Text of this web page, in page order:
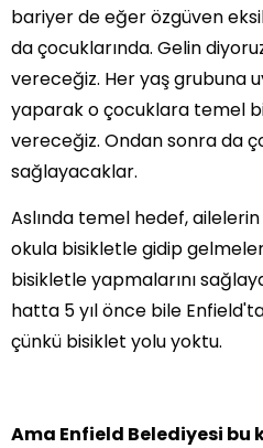
bariyer de eğer özgüven
da çocuklarında. Gelin
vereceğiz. Her yaş grubuna
yaparak o çocuklara temel
vereceğiz. Ondan sonra da
sağlayacaklar.
Aslında temel hedef,
okula bisikletle gidip
bisikletle yapmalarını
hatta 5 yıl önce bile
çünkü bisiklet yolu yoktu.
Ama Enfield Belediyesi bu